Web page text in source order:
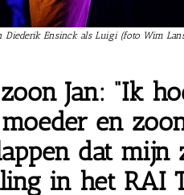
Diederik Ensinck als Luigi (foto Wim
Jan: “Ik
en
dat mijn
in het RAI